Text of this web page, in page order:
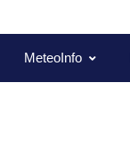
MeteoInfo